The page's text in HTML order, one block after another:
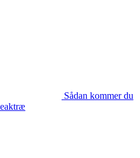
Sådan kommer du